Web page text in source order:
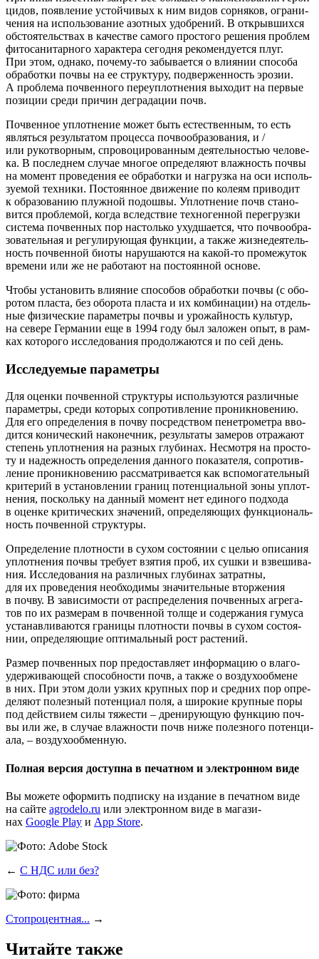
ци­дов, появ­ле­ние устой­чи­вых к ним видов сор­ня­ков, огра­ни­
че­ния на исполь­зо­ва­ние азот­ных удоб­ре­ний. В открыв­ших­ся
обсто­я­тель­ствах в каче­стве само­го про­сто­го реше­ния про­блем
фито­са­ни­тар­но­го харак­те­ра сего­дня реко­мен­ду­ет­ся плуг.
При этом, одна­ко, поче­му-то забы­ва­ет­ся о вли­я­нии спо­со­ба
обра­бот­ки поч­вы на ее струк­ту­ру, под­вер­жен­ность эро­зии.
А про­бле­ма поч­вен­но­го пере­уп­лот­не­ния выхо­дит на пер­вые
пози­ции сре­ди при­чин дегра­да­ции почв.
Поч­вен­ное уплот­не­ние может быть есте­ствен­ным, то есть
являть­ся резуль­та­том про­цес­са поч­во­об­ра­зо­ва­ния, и /
или руко­твор­ным, спро­во­ци­ро­ван­ным дея­тель­но­стью чело­ве­
ка. В послед­нем слу­чае мно­гое опре­де­ля­ют влаж­ность поч­вы
на момент про­ве­де­ния ее обра­бот­ки и нагруз­ка на оси исполь­
зу­е­мой тех­ни­ки. Посто­ян­ное дви­же­ние по коле­ям при­во­дит
к обра­зо­ва­нию плуж­ной подош­вы. Уплот­не­ние почв ста­но­
вит­ся про­бле­мой, когда вслед­ствие тех­но­ген­ной пере­груз­ки
систе­ма поч­вен­ных пор настоль­ко ухуд­ша­ет­ся, что поч­во­об­ра­
зо­ва­тель­ная и регу­ли­ру­ю­щая функ­ции, а так­же жиз­не­де­я­тель­
ность поч­вен­ной био­ты нару­ша­ют­ся на какой-то про­ме­жу­ток
вре­ме­ни или же не рабо­та­ют на посто­ян­ной основе.
Что­бы уста­но­вить вли­я­ние спо­со­бов обра­бот­ки поч­вы (с обо­
ро­том пла­ста, без обо­ро­та пла­ста и их ком­би­на­ции) на отдель­
ные физи­че­ские пара­мет­ры поч­вы и уро­жай­ность куль­тур,
на севе­ре Гер­ма­нии еще в 1994 году был зало­жен опыт, в рам­
ках кото­ро­го иссле­до­ва­ния про­дол­жа­ют­ся и по сей день.
Исследуемые параметры
Для оцен­ки поч­вен­ной струк­ту­ры исполь­зу­ют­ся раз­лич­ные
пара­мет­ры, сре­ди кото­рых сопро­тив­ле­ние про­ник­но­ве­нию.
Для его опре­де­ле­ния в поч­ву посред­ством пене­тро­мет­ра вво­
дит­ся кони­че­ский нако­неч­ник, резуль­та­ты заме­ров отра­жа­ют
сте­пень уплот­не­ния на раз­ных глу­би­нах. Несмот­ря на про­сто­
ту и надеж­ность опре­де­ле­ния дан­но­го пока­за­те­ля, сопро­тив­
ле­ние про­ник­но­ве­нию рас­смат­ри­ва­ет­ся как вспо­мо­га­тель­ный
кри­те­рий в уста­нов­ле­нии гра­ниц потен­ци­аль­ной зоны уплот­
не­ния, посколь­ку на дан­ный момент нет еди­но­го под­хо­да
в оцен­ке кри­ти­че­ских зна­че­ний, опре­де­ля­ю­щих функ­ци­о­наль­
ность поч­вен­ной структуры.
Опре­де­ле­ние плот­но­сти в сухом состо­я­нии с целью опи­са­ния
уплот­не­ния поч­вы тре­бу­ет взя­тия проб, их суш­ки и взве­ши­ва­
ния. Иссле­до­ва­ния на раз­лич­ных глу­би­нах затрат­ны,
для их про­ве­де­ния необ­хо­ди­мы зна­чи­тель­ные втор­же­ния
в поч­ву. В зави­си­мо­сти от рас­пре­де­ле­ния поч­вен­ных агре­га­
тов по их раз­ме­рам в поч­вен­ной тол­ще и содер­жа­ния гуму­са
уста­нав­ли­ва­ют­ся гра­ни­цы плот­но­сти поч­вы в сухом состо­я­
нии, опре­де­ля­ю­щие опти­маль­ный рост растений.
Раз­мер поч­вен­ных пор предо­став­ля­ет инфор­ма­цию о вла­го­
удер­жи­ва­ю­щей спо­соб­но­сти почв, а так­же о воз­ду­хо­об­мене
в них. При этом доли узких круп­ных пор и сред­них пор опре­
де­ля­ют полез­ный потен­ци­ал поля, а широ­кие круп­ные поры
под дей­стви­ем силы тяже­сти – дре­ни­ру­ю­щую функ­цию поч­
вы или же, в слу­чае влаж­но­сти почв ниже полез­но­го потен­ци­
а­ла, – воздухообменную.
Полная версия доступна в печатном и электронном виде
Вы може­те офор­мить под­пис­ку на изда­ние в печат­ном виде
на сай­те agrodelo.ru или элек­трон­ном виде в мага­зи­
нах Google Play и App Store.
← С НДС или без?
Стопроцентная... →
Читайте также